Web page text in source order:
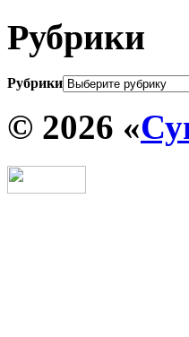
Рубрики
Рубрики
© 2026 «